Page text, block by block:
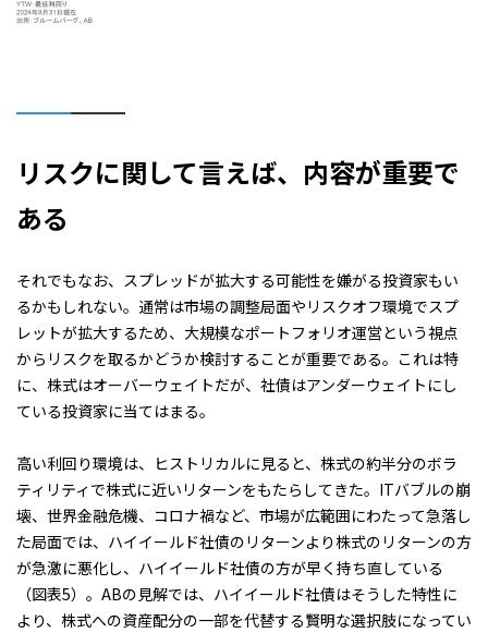
リスクに関して言えば、内容が重要で
ある
それでもなお、スプレッドが拡大する可能性を嫌がる投資家もい
るかもしれない。通常は市場の調整局面やリスクオフ環境でスプ
レットが拡大するため、大規模なポートフォリオ運営という視点
からリスクを取るかどうか検討することが重要である。これは特
に、株式はオーバーウェイトだが、社債はアンダーウェイトにし
ている投資家に当てはまる。
高い利回り環境は、ヒストリカルに見ると、株式の約半分のボラ
ティリティで株式に近いリターンをもたらしてきた。ITバブルの崩
壊、世界金融危機、コロナ禍など、市場が広範囲にわたって急落し
た局面では、ハイイールド社債のリターンより株式のリターンの方
が急激に悪化し、ハイイールド社債の方が早く持ち直している
（図表5）。ABの見解では、ハイイールド社債はそうした特性に
より、株式への資産配分の一部を代替する賢明な選択肢になってい